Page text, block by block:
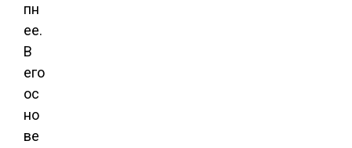
пн
ее.
В
его
ос
но
ве